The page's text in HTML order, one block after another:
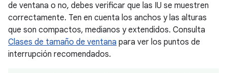
de ventana o no, debes verificar que las IU se muestren
correctamente. Ten en cuenta los anchos y las alturas
que son compactos, medianos y extendidos. Consulta
Clases de tamaño de ventana para ver los puntos de
interrupción recomendados.